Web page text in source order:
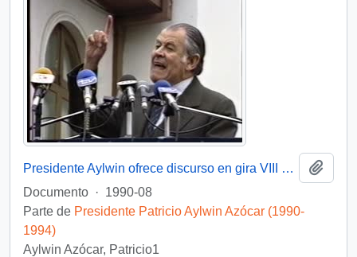
Presidente Aylwin ofrece discurso en gira VIII Región, Tomé : video
Documento · 1990-08
Parte de Presidente Patricio Aylwin Azócar (1990-
1994)
Aylwin Azócar, Patricio1